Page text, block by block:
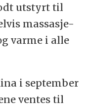
utstyrt til
massasje-
varme i alle
i september
ventes til